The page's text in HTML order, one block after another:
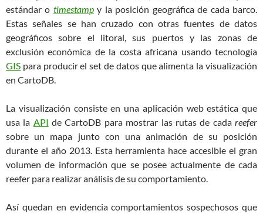
estándar o timestampy la posición geográfica de cada barco.
Estas señales se han cruzado con otras fuentes de datos
geográficos sobre el litoral, sus puertos y las zonas de
exclusión económica de la costa africana usando tecnología
GIS para producir el set de datos que alimenta la visualización
en CartoDB.
La visualización consiste en una aplicación web estática que
usa la API de CartoDB para mostrar las rutas de cadareefer
sobre un mapa junto con una animación de su posición
durante el año 2013. Esta herramienta hace accesible el gran
volumen de información que se posee actualmente de cada
reefer para realizar análisis de su comportamiento.
Así quedan en evidencia comportamientos sospechosos que